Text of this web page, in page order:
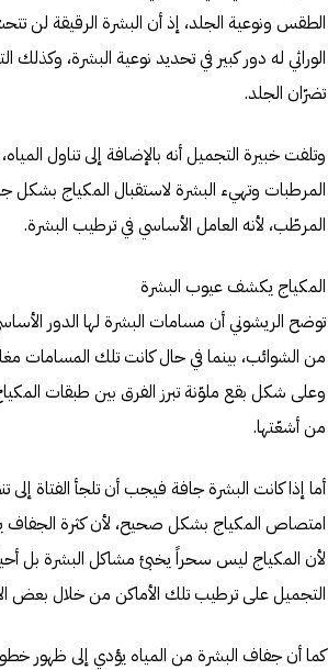
الطقس ونوعية الجلد، إذ أن البشرة الرقيقة لن
الوراثي له دور كبير في تحديد نوعية البشرة،
تضرّان الجلد.
وتلفت خبيرة التجميل أنه بالإضافة إلى تناول
المرطبات وتهيء البشرة لاستقبال المكياج
المرطّب، لأنه العامل الأساسي في ترطيب البشرة.
المكياج يكشف عيوب البشرة
توضح الريشوني أن مسامات البشرة لها الدور
من الشوائب، بينما في حال كانت تلك
وعلى شكل بقع ملوّنة تبرز الفرق بين طبقات
من أشعّتها.
أما إذا كانت البشرة جافة فيجب أن تلجأ الفتاة
امتصاص المكياج بشكل صحيح، لأن كثرة الجفاف
لأن المكياج ليس سحراً يخبئ مشاكل البشرة بل
التجميل على ترطيب تلك الأماكن من خلال بعض
كما أن جفاف البشرة من المياه يؤدي إلى ظهور خطوط